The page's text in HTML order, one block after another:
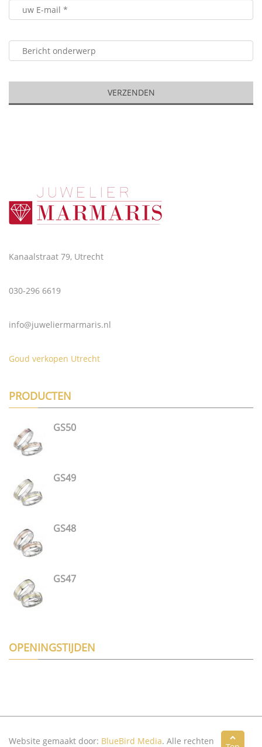
Kanaalstraat 79, Utrecht
030-296 6619
info@juweliermarmaris.nl
Goud verkopen Utrecht
PRODUCTEN
GS50
GS49
GS48
GS47
OPENINGSTIJDEN
Website gemaakt door: BlueBird Media. Alle rechten